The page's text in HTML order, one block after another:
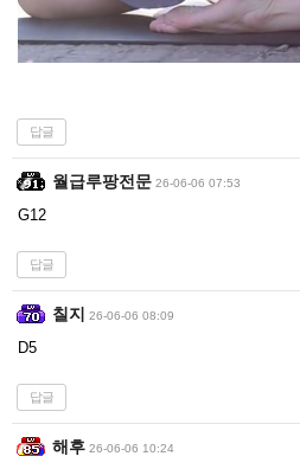
답글
월급루팡전문 26-06-06 07:53
G12
답글
칠지 26-06-06 08:09
D5
답글
해후 26-06-06 10:24